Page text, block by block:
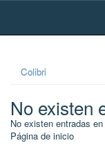
Skip
Colibri
No existen
No existen entradas
Página de inicio